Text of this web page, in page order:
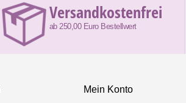
Versandkostenfrei
ab 250,00 Euro Bestellwert
Mein Konto